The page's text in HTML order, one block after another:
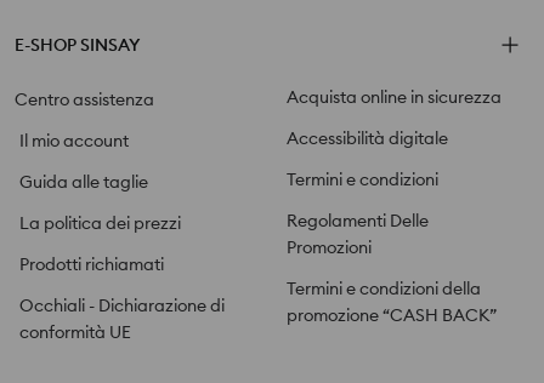
E-SHOP SINSAY
Centro assistenza
Il mio account
Guida alle taglie
La politica dei prezzi
Prodotti richiamati
Occhiali - Dichiarazione di
conformità UE
Acquista online in sicurezza
Accessibilità digitale
Termini e condizioni
Regolamenti Delle
Promozioni
Termini e condizioni della
promozione “CASH BACK”